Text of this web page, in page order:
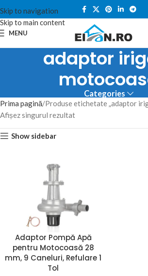
Skip to navigation
Skip to main content
MENU
adaptor
Categories
Prima pagină Produse etichetate „adaptor
Afișez singurul rezultat
Show sidebar
Adaptor Pompă Apă
pentru Motocoasă 28
mm, 9 Caneluri, Refulare 1
Tol